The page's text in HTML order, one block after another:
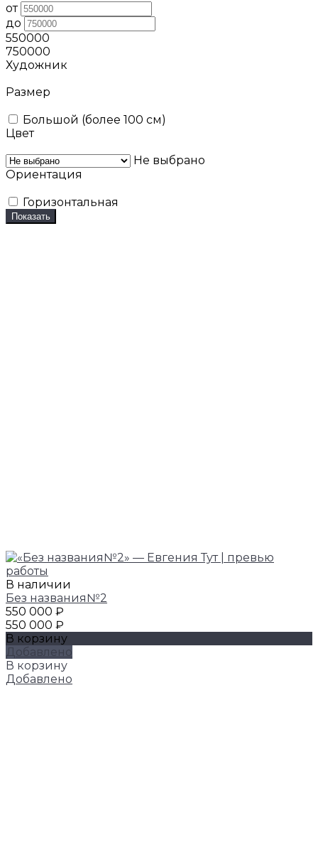
от
до
550000
750000
Художник
Размер
Большой (более 100 см)
Цвет
Не выбрано
Ориентация
Горизонтальная
Показать
В наличии
Без названия№2
550 000 ₽
550 000 ₽
В корзину
Добавлено
В корзину
Добавлено